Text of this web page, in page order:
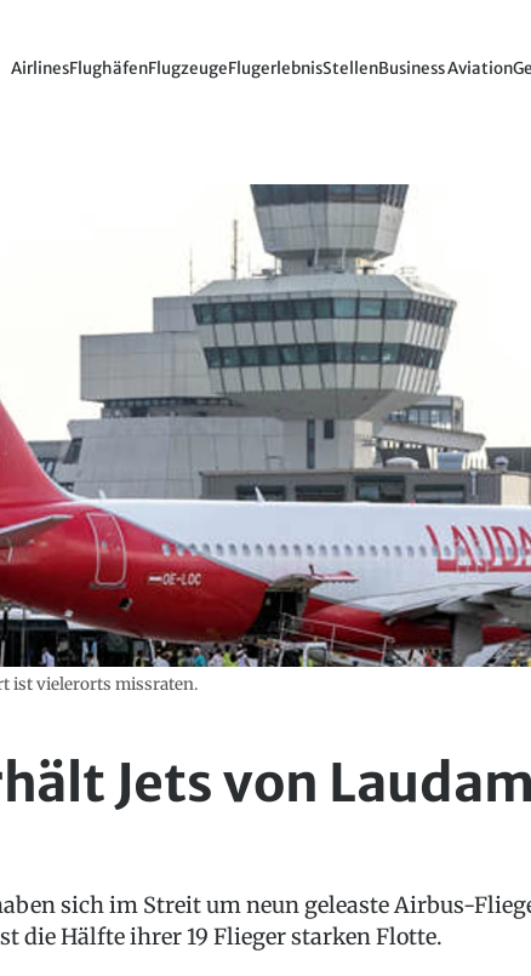
AirlinesFlughäfenFlugzeugeFlugerlebnisStellenBusiness Aviation
ist vielerorts missraten.
Jets von
sich im Streit um neun geleaste Airbus-
die Hälfte ihrer 19 Flieger starken Flotte.